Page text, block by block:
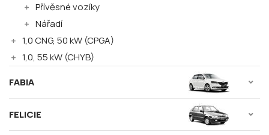
Přívěsné vozíky
Nářadí
1,0 CNG, 50 kW (CPGA)
1,0, 55 kW (CHYB)
FABIA
FELICIE